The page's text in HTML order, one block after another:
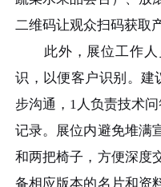
二维码让观众扫码获取
此外，展位工作人
识，以便客户识别。建
步沟通，1人负责技术
记录。展位内避免堆满
和两把椅子，方便深度
备相应版本的名片和资